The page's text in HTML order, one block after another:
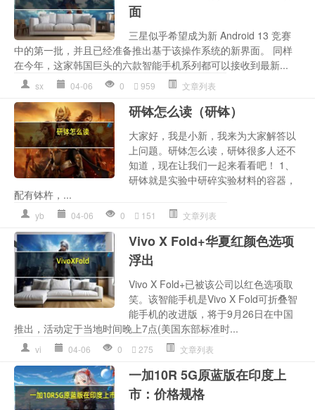
面
三星似乎希望成为新 Android 13 竞赛
中的第一批，并且已经准备推出基于该操作系统的新界面。 同样
在今年，这家韩国巨头的六款智能手机系列都可以接收到最新...
sx 04-06 0 959 文章列表
研钵怎么读（研钵）
大家好，我是小新，我来为大家解答以
上问题。研钵怎么读，研钵很多人还不
知道，现在让我们一起来看看吧！ 1、
研钵就是实验中研碎实验材料的容器，
配有钵杵，...
yb 04-06 0 151 文章列表
Vivo X Fold+华夏红颜色选项
浮出
Vivo X Fold+已被该公司以红色选项取
笑。该智能手机是Vivo X Fold可折叠智
能手机的改进版，将于9月26日在中国
推出，活动定于当地时间晚上7点(美国东部标准时...
vi 04-06 0 275 文章列表
一加10R 5G原蓝版在印度上
市：价格规格